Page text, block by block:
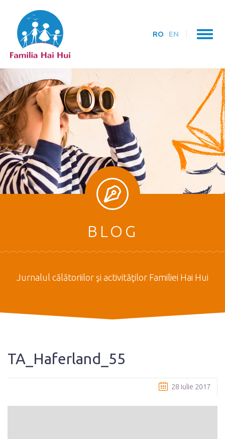
RO EN
BLOG
Jurnalul călătoriilor şi activităţilor Familiei Hai Hui
TA_Haferland_55
28 iulie 2017